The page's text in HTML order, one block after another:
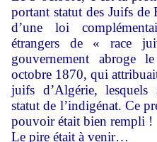
portant statut des Juifs
d’une loi
étrangers de « race
gouvernement abroge
octobre 1870, qui
juifs d’Algérie, lesquels
statut de l’indigénat. Ce
pouvoir était bien rempli !
Le pire était à venir…